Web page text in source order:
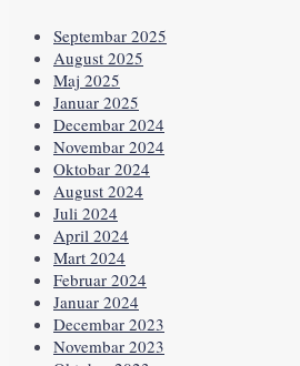
Septembar 2025
August 2025
Maj 2025
Januar 2025
Decembar 2024
Novembar 2024
Oktobar 2024
August 2024
Juli 2024
April 2024
Mart 2024
Februar 2024
Januar 2024
Decembar 2023
Novembar 2023